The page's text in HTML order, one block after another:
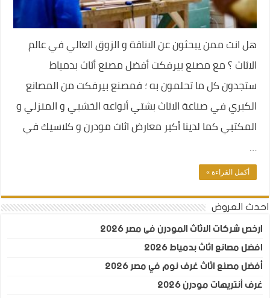
هل انت ممن يبحثون عن الاناقة و الزوق العالي في عالم
الاثاث ؟ مع مصنع بيرفكت أفضل مصنع أثاث بدمياط
ستجدون كل ما تحلمون به ؛ فمصنع بيرفكت من المصانع
الكبري في صناعة الاثاث بشتي أنواعه الخشبي و المنزلي و
المكتبي كما لدينا أكبر معارض اثاث مودرن و كلاسيك في
…
أكمل القراءة »
احدث العروض
ارخص شركات الاثاث المودرن فى مصر 2026
افضل مصانع اثاث بدمياط 2026
أفضل مصنع اثاث غرف نوم في مصر 2026
غرف أنتريهات مودرن 2026